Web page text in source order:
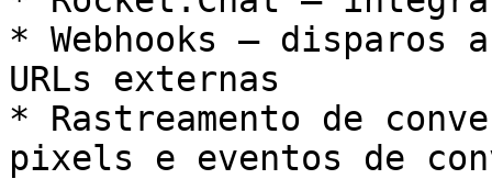
* Webhooks — disparos
URLs externas
* Rastreamento de
pixels e eventos de